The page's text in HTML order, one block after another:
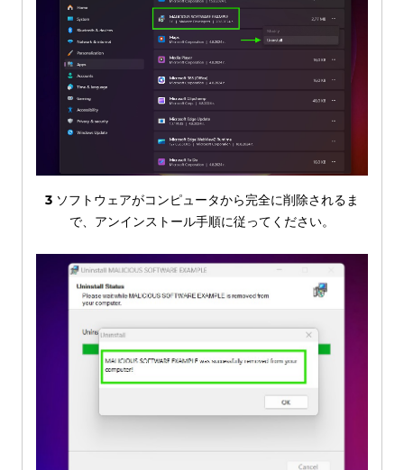
3ソフトウェアがコンピュータから完全に削除されるま
で、アンインストール手順に従ってください。